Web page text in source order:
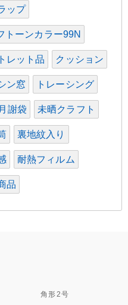
ップ
トーンカラー99N
レット品 クッション
ン窓 トレーシング
月謝袋 未晒クラフト
裏地紋入り
耐熱フィルム
品
角形2号